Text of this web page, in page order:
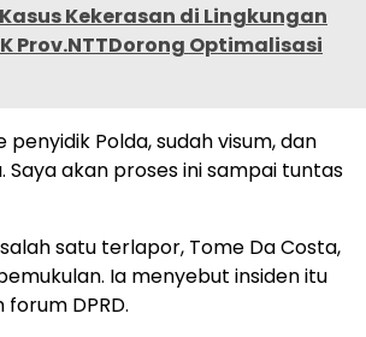
Kekerasan di Lingkungan
Prov.NTTDorong Optimalisasi
Polda, sudah visum, dan
akan proses ini sampai tuntas
satu terlapor, Tome Da Costa,
Ia menyebut insiden itu
DPRD.